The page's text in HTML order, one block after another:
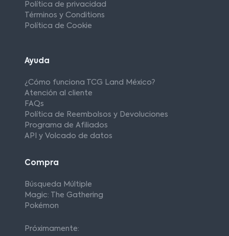
Política de privacidad
Términos y Conditions
Política de Cookie
Ayuda
¿Cómo funciona TCG Land México?
Atención al cliente
FAQs
Política de Reembolsos y Devoluciones
Programa de Afiliados
API y Volcado de datos
Compra
Búsqueda Múltiple
Magic: The Gathering
Pokémon
Próximamente: